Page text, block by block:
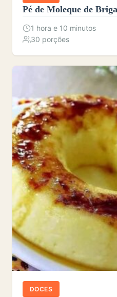
Pé de Moleque de
1 hora e 10 minutos
30 porções
DOCES